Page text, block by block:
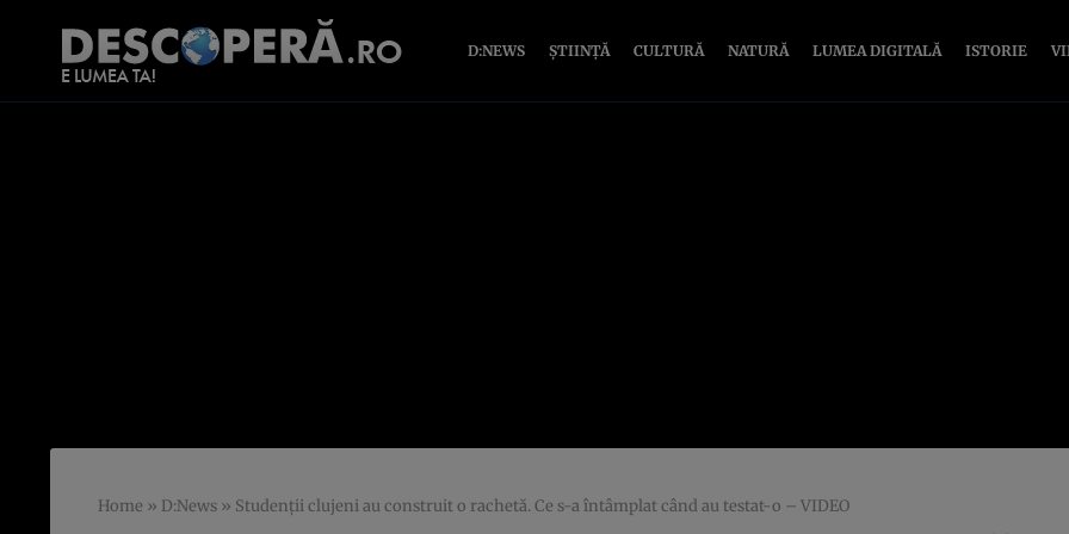
D:NEWS ȘTIINȚĂ CULTURĂ NATURĂ LUMEA DIGITALĂ ISTORIE
Home » D:News » Studenţii clujeni au construit o rachetă. Ce s-a întâmplat când au testat-o – VIDEO